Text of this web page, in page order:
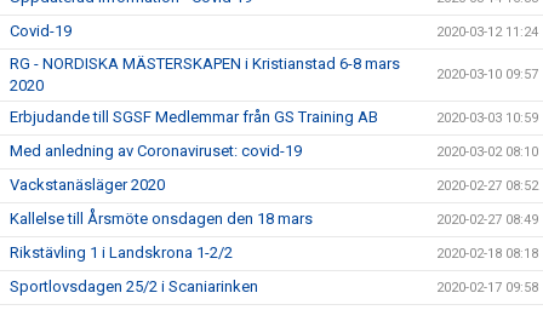
Covid-19 2020-03-12 11:24
RG - NORDISKA MÄSTERSKAPEN i Kristianstad 6-8 mars
2020
2020-03-10 09:57
Erbjudande till SGSF Medlemmar från GS Training AB 2020-03-03 10:59
Med anledning av Coronaviruset: covid-19 2020-03-02 08:10
Vackstanäsläger 2020 2020-02-27 08:52
Kallelse till Årsmöte onsdagen den 18 mars 2020-02-27 08:49
Rikstävling 1 i Landskrona 1-2/2 2020-02-18 08:18
Sportlovsdagen 25/2 i Scaniarinken 2020-02-17 09:58